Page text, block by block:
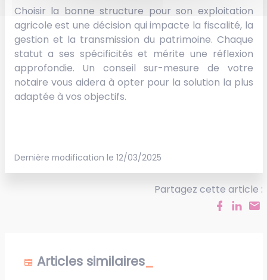
Choisir la bonne structure pour son exploitation
agricole est une décision qui impacte la fiscalité, la
gestion et la transmission du patrimoine. Chaque
statut a ses spécificités et mérite une réflexion
approfondie. Un conseil sur-mesure de votre
notaire vous aidera à opter pour la solution la plus
adaptée à vos objectifs.
Dernière modification le 12/03/2025
Partagez cette article :
Articles similaires